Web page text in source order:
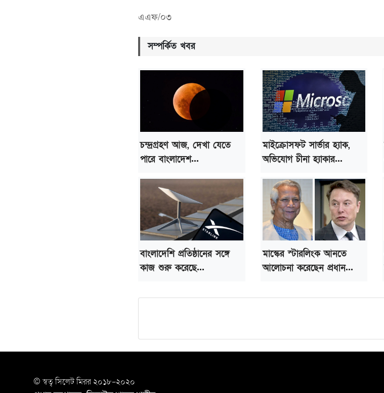
এএফ/০৩
সম্পর্কিত খবর
চন্দ্রগ্রহণ আজ, দেখা যেতে
পারে বাংলাদেশ...
মাইক্রোসফট সার্ভার হ্যাক,
অভিযোগ চীনা হ্যাকার...
বাংলাদেশি প্রতিষ্ঠানের সঙ্গে
কাজ শুরু করেছে...
মাস্কের স্টারলিংক আনতে
আলোচনা করেছেন প্রধান...
© স্বত্ব সি‌লেট মিরর ২০১৮-২০২০